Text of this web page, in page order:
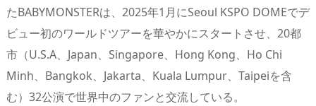
たBABYMONSTERは、2025年1月にSeoul KSPO DOMEでデ
ビュー初のワールドツアーを華やかにスタートさせ、20都
市（U.S.A、Japan、Singapore、Hong Kong、Ho Chi
Minh、Bangkok、Jakarta、Kuala Lumpur、Taipeiを含
む）32公演で世界中のファンと交流している。